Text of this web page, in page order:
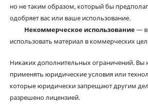
но не таким образом, который бы
одобряет вас или ваше использование.
Некоммерческое использование—
использовать материал в коммерческих
Никаких дополнительных ограничений. Вы
применять юридические условия или
которые юридически запрещают другим
разрешено лицензией.